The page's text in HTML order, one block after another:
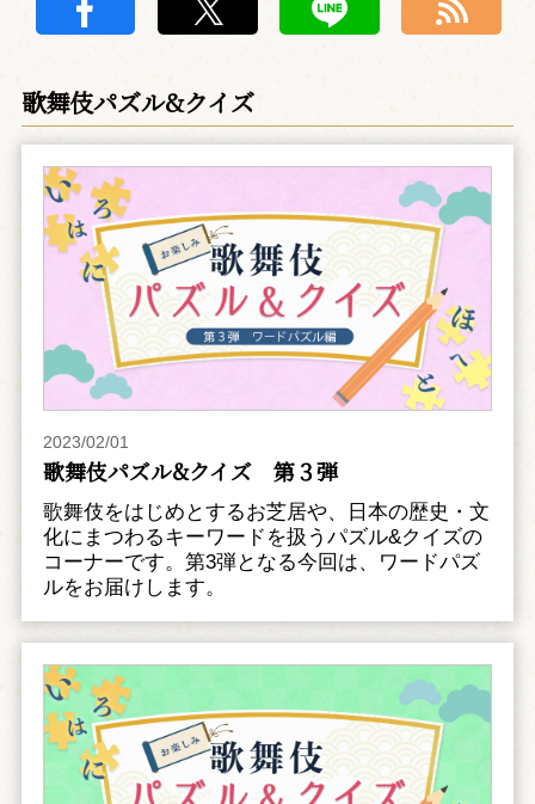
歌舞伎パズル&クイズ
2023/02/01
歌舞伎パズル&クイズ 第３弾
歌舞伎をはじめとするお芝居や、日本の歴史・文
化にまつわるキーワードを扱うパズル&クイズの
コーナーです。第3弾となる今回は、ワードパズ
ルをお届けします。